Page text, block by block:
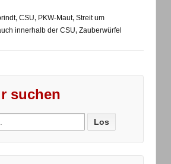
, CSU, PKW-Maut, Streit um
innerhalb der CSU, Zauberwürfel
suchen